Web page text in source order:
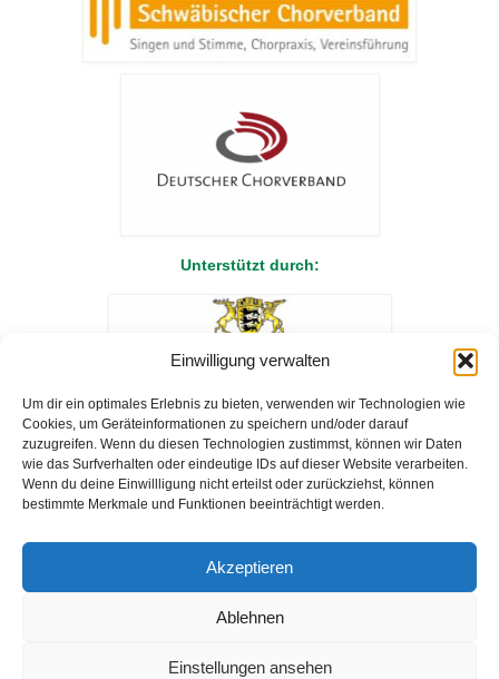
Einwilligung verwalten
Um dir ein optimales Erlebnis zu bieten, verwenden wir Technologien wie
Cookies, um Geräteinformationen zu speichern und/oder darauf
zuzugreifen. Wenn du diesen Technologien zustimmst, können wir Daten
wie das Surfverhalten oder eindeutige IDs auf dieser Website verarbeiten.
Wenn du deine Einwillligung nicht erteilst oder zurückziehst, können
bestimmte Merkmale und Funktionen beeinträchtigt werden.
Akzeptieren
Ablehnen
Einstellungen ansehen
Unterstützt durch:
Letzte Aktualisierung: 05.07.2026
Hast Du Lust, mit uns zu singen?
Bildergalerie
Cookie-Richtlinie (EU)